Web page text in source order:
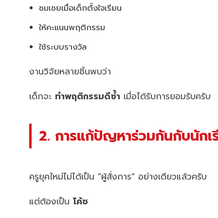
ชมเชยเมื่อเด็กตั้งใจเรียน
ให้คะแนนพฤติกรรม
ใช้ระบบรางวัล
งานวิจัยหลายชิ้นพบว่า
เด็กจะ ทำพฤติกรรมดีซ้ำ เมื่อได้รับการยอมรับครับ
2. การแก้ปัญหาร่วมกันกับนักเ
ครูยุคใหม่ไม่ได้เป็น “ผู้สั่งการ” อย่างเดียวแล้วครับ
แต่ต้องเป็น โค้ช